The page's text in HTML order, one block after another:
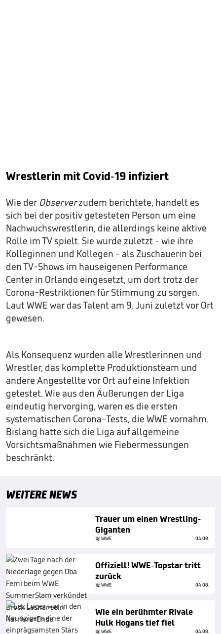
Wrestlerin mit Covid-19 infiziert
Wie der Observerzudem berichtete, handelt es
sich bei der positiv getesteten Person um eine
Nachwuchswrestlerin, die allerdings keine aktive
Rolle im TV spielt. Sie wurde zuletzt - wie ihre
Kolleginnen und Kollegen - als Zuschauerin bei
den TV-Shows im hauseigenen Performance
Center in Orlando eingesetzt, um dort trotz der
Corona-Restriktionen für Stimmung zu sorgen.
Laut WWE war das Talent am 9. Juni zuletzt vor Ort
gewesen.
Als Konsequenz wurden alle Wrestlerinnen und
Wrestler, das komplette Produktionsteam und
andere Angestellte vor Ort auf eine Infektion
getestet. Wie aus den Äußerungen der Liga
eindeutig hervorging, waren es die ersten
systematischen Corona-Tests, die WWE vornahm.
Bislang hatte sich die Liga auf allgemeine
Vorsichtsmaßnahmen wie Fiebermessungen
beschränkt.
WEITERE NEWS
Trauer um einen Wrestling-
Giganten
WWE 04.08.
Offiziell! WWE-Topstar tritt
zurück
WWE 04.08.
Wie ein berühmter Rivale
Hulk Hogans tief fiel
WWE 04.08.